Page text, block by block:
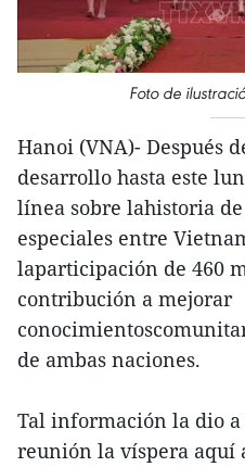
Foto de
Hanoi (VNA)- Después
desarrollo hasta este
línea sobre lahistoria
especiales entre
laparticipación de 460
contribución a mejorar
de ambas naciones.
Tal información la dio
reunión la víspera aquí